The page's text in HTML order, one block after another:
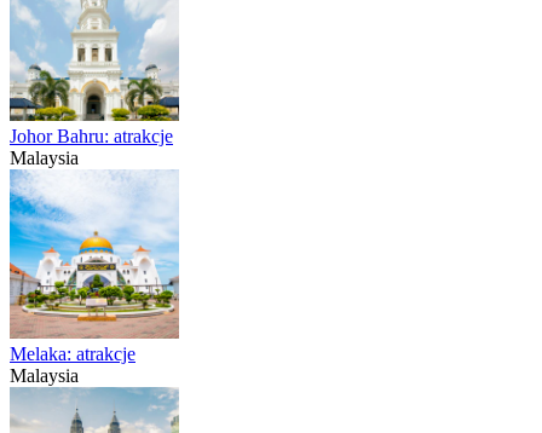
Johor Bahru: atrakcje
Malaysia
Melaka: atrakcje
Malaysia